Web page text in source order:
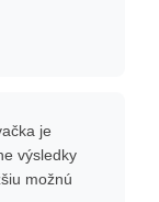
je
výsledky
možnú